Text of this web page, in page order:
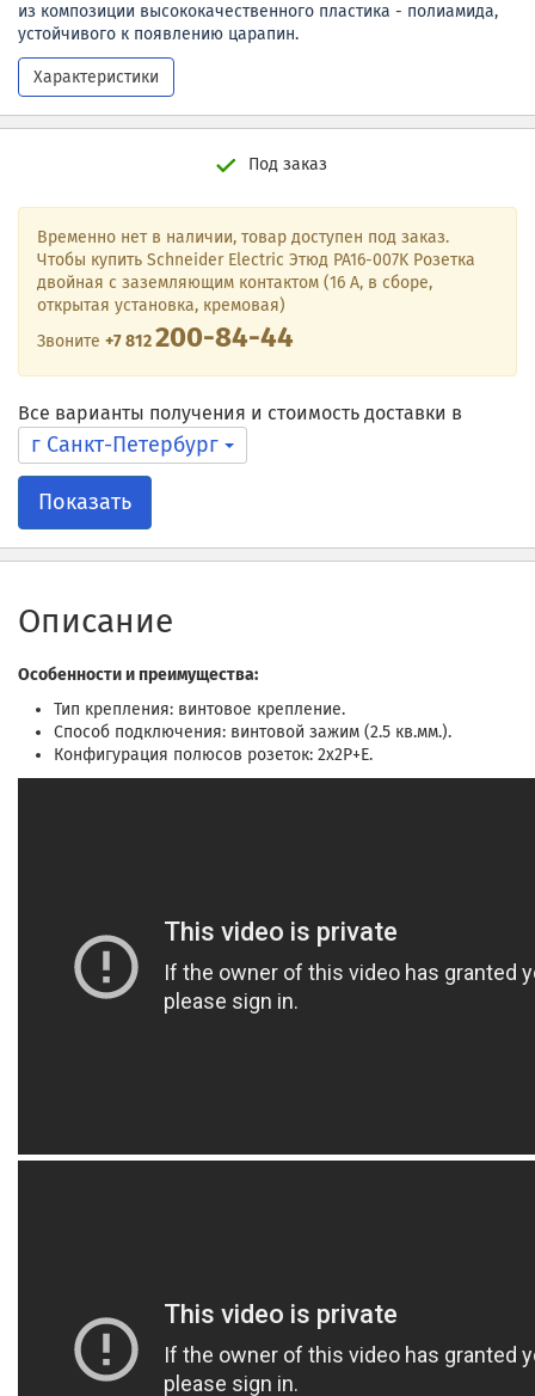
из композиции высококачественного пластика - полиамида,
устойчивого к появлению царапин.
Характеристики
Под заказ
Временно нет в наличии, товар доступен под заказ.
Чтобы купить Schneider Electric Этюд PA16-007K Розетка
двойная с заземляющим контактом (16 А, в сборе,
открытая установка, кремовая)
Звоните +7 812200-84-44
Все варианты получения и стоимость доставки в
г Санкт-Петербург
Показать
Описание
Особенности и преимущества:
Тип крепления: винтовое крепление.
Способ подключения: винтовой зажим (2.5 кв.мм.).
Конфигурация полюсов розеток: 2x2P+E.